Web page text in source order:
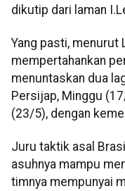
dikutip dari laman
Yang pasti, menurut
mempertahankan
menuntaskan dua
Persijap, Minggu
(23/5), dengan
Juru taktik asal
asuhnya mampu
timnya mempunyai